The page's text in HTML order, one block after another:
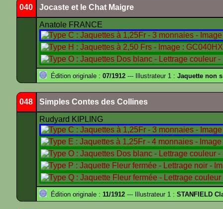
040 Jocaste et le Chat Maigre
Anatole FRANCE
Édition originale : 07/1912 --- Illustrateur 1 : Jaquette non
048 Simples Contes des Collines
Rudyard KIPLING
Édition originale : 11/1912 --- Illustrateur 1 : STANFIELD